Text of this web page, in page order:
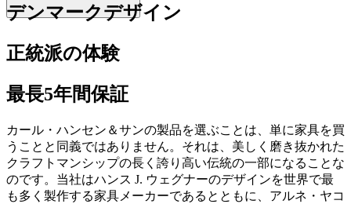
デンマークデザイン
正統派の体験
最長5年間保証
カール・ハンセン＆サンの製品を選ぶことは、単に家具を買
うことと同義ではありません。それは、美しく磨き抜かれた
クラフトマンシップの長く誇り高い伝統の一部になることな
のです。当社はハンス J. ウェグナーのデザインを世界で最
も多く製作する家具メーカーであるとともに、アルネ・ヤコ